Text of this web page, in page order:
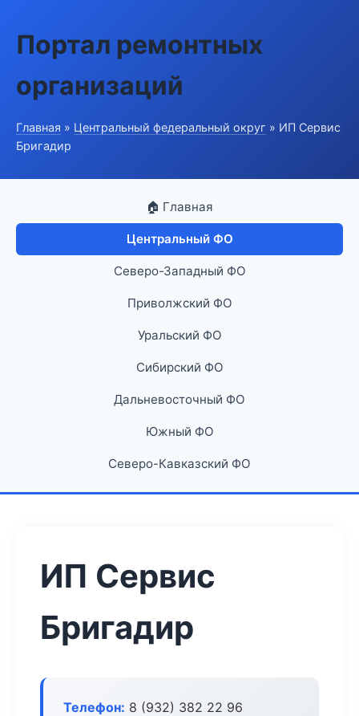
Портал ремонтных
организаций
Главная » Центральный федеральный округ » ИП Сервис
Бригадир
🏠 Главная
Центральный ФО
Северо-Западный ФО
Приволжский ФО
Уральский ФО
Сибирский ФО
Дальневосточный ФО
Южный ФО
Северо-Кавказский ФО
ИП Сервис
Бригадир
Телефон: 8 (932) 382 22 96